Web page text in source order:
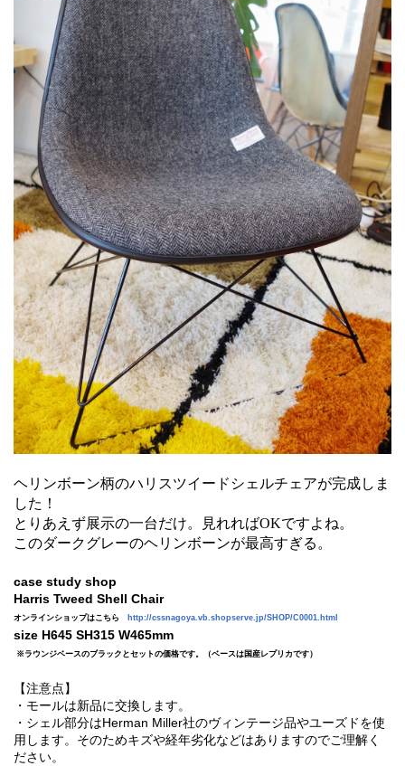
ヘリンボーン柄のハリスツイードシェルチェアが完成しま
した！
とりあえず展示の一台だけ。見れればOKですよね。
このダークグレーのヘリンボーンが最高すぎる。
case study shop
Harris Tweed Shell Chair
オンラインショップはこちら http://cssnagoya.vb.shopserve.jp/SHOP/C0001.html
size H645 SH315 W465mm
※ラウンジベースのブラックとセットの価格です。（ベースは国産レプリカです）
【注意点】
・モールは新品に交換します。
・シェル部分はHerman Miller社のヴィンテージ品やユーズドを使
用します。そのためキズや経年劣化などはありますのでご理解く
ださい。